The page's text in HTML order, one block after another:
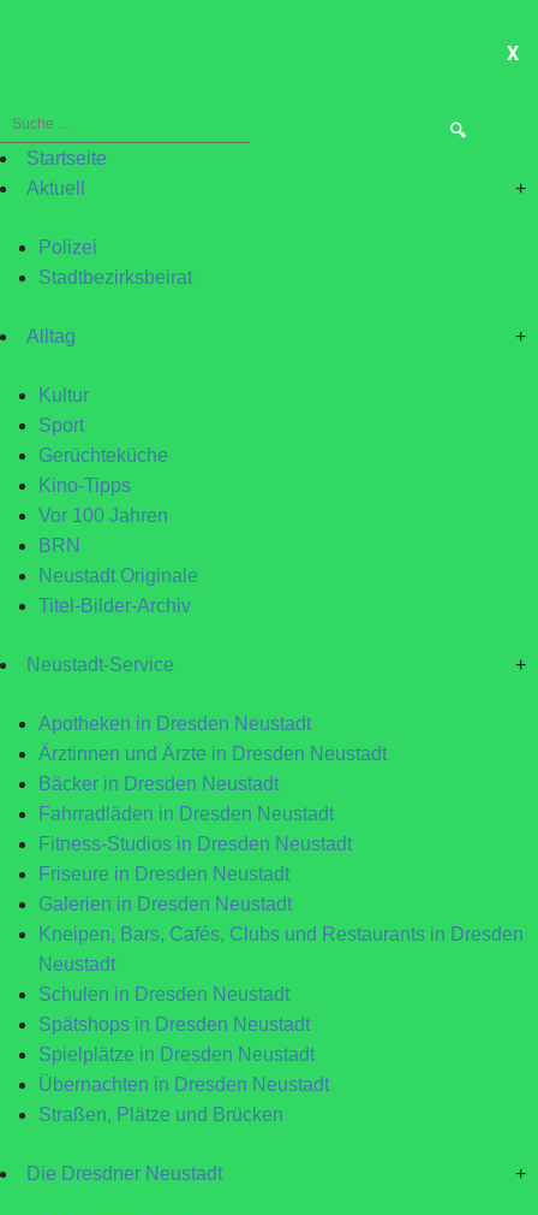
X
Suche
nach:Startseite
Aktuell
+
Polizei
Stadtbezirksbeirat
Alltag +
Kultur
Sport
Gerüchteküche
Kino-Tipps
Vor 100 Jahren
BRN
Neustadt Originale
Titel-Bilder-Archiv
Neustadt-Service +
Apotheken in Dresden Neustadt
Ärztinnen und Ärzte in Dresden Neustadt
Bäcker in Dresden Neustadt
Fahrradläden in Dresden Neustadt
Fitness-Studios in Dresden Neustadt
Friseure in Dresden Neustadt
Galerien in Dresden Neustadt
Kneipen, Bars, Cafés, Clubs und Restaurants in Dresden
Neustadt
Schulen in Dresden Neustadt
Spätshops in Dresden Neustadt
Spielplätze in Dresden Neustadt
Übernachten in Dresden Neustadt
Straßen, Plätze und Brücken
Die Dresdner Neustadt +